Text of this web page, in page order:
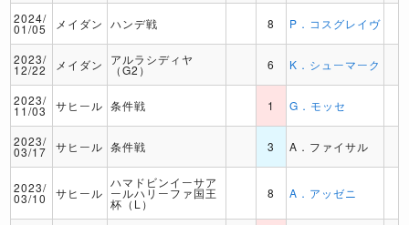
2024/
01/05 メイダン ハンデ戦 8 P．コスグレイヴ
2023/
12/22 メイダン アルラシディヤ
（G2） 6 K．シューマーク
2023/
11/03 サヒール 条件戦 1 G．モッセ
2023/
03/17 サヒール 条件戦 3 A．ファイサル
2023/
03/10 サヒール
ハマドビンイーサア
ールハリーファ国王
杯（L）
8 A．アッゼニ